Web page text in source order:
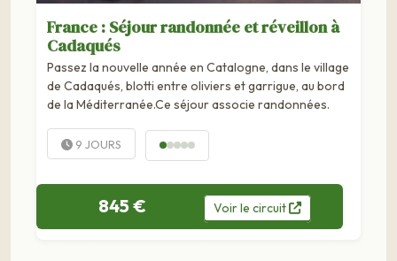
France : Séjour randonnée et réveillon à
Cadaqués
Passez la nouvelle année en Catalogne, dans le village
de Cadaqués, blotti entre oliviers et garrigue, au bord
de la Méditerranée.Ce séjour associe randonnées.
9 JOURS
845 € Voirle circuit